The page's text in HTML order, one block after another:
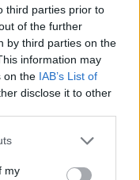
third parties prior to
of the further
by third parties on the
information may
on the IAB’s List of
disclose it to other
or more Google
You may click to
my
ανάμεσα στις
της
μητέρα στα Μάλια: